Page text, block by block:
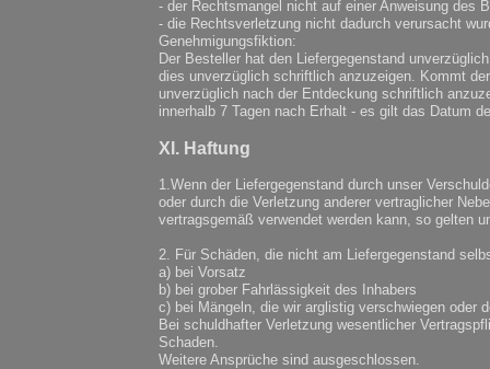
- der Rechtsmangel nicht auf einer Anweisung des
- die Rechtsverletzung nicht dadurch verursacht
Genehmigungsfiktion:
Der Besteller hat den Liefergegenstand
dies unverzüglich schriftlich anzuzeigen. Kommt
unverzüglich nach der Entdeckung schriftlich
innerhalb 7 Tagen nach Erhalt - es gilt das Datum
XI. Haftung
1.Wenn der Liefergegenstand durch unser
oder durch die Verletzung anderer vertraglicher
vertragsgemäß verwendet werden kann, so gelten
2. Für Schäden, die nicht am Liefergegenstand
a) bei Vorsatz
b) bei grober Fahrlässigkeit des Inhabers
c) bei Mängeln, die wir arglistig verschwiegen oder
Bei schuldhafter Verletzung wesentlicher
Schaden.
Weitere Ansprüche sind ausgeschlossen.